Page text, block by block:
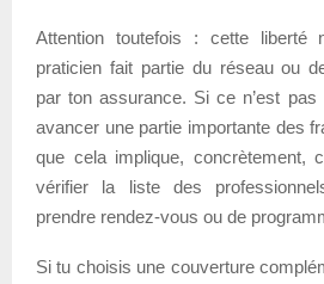
Attention toutefois : cette liberté
praticien fait partie du réseau ou
par ton assurance. Si ce n’est
avancer une partie importante des
que cela implique, concrètement,
vérifier la liste des
prendre rendez-vous ou de
Si tu choisis une couverture